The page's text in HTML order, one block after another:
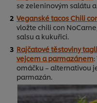
se zeleninovým salátu
Veganské tacos Chili
vložte chili con
salsu a kukuřici.
Rajčatové těstoviny
vejcem a parmazánem
omáčku – alternativou
parmazán.